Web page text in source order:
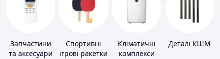
Запчастини
та аксесуари
Спортивні
ігрові ракетки
Кліматичні
комплекси
Деталі КШМ